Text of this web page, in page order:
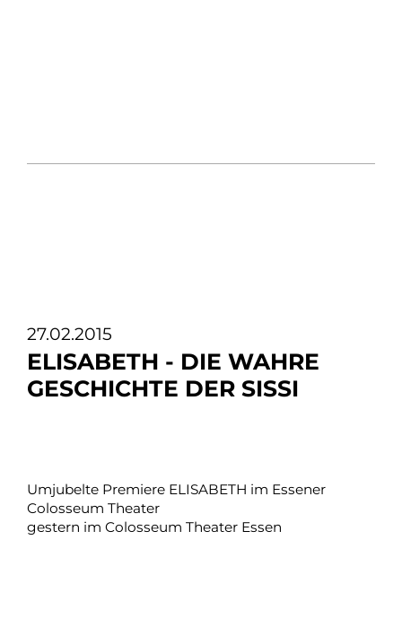
27.02.2015
ELISABETH - DIE WAHRE
GESCHICHTE DER SISSI
Umjubelte Premiere ELISABETH im Essener
Colosseum Theater
gestern im Colosseum Theater Essen